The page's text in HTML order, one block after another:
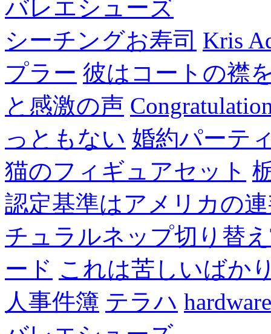
バレエシューズ
シーチングお寿司 Kris
プラー 彼はコートの襟
と感激の声
っともない 婚約パーテ
猫のフィギュアセット
認定基準はアメリカの
チュラルネップ切り替
ード これは苦しいばか
人事件簿 テラハ